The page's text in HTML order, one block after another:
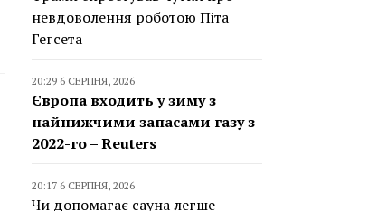
невдоволення роботою Піта
Гегсета
20:29 6 СЕРПНЯ, 2026
Європа входить у зиму з
найнижчими запасами газу з
2022-го – Reuters
20:17 6 СЕРПНЯ, 2026
Чи допомагає сауна легше